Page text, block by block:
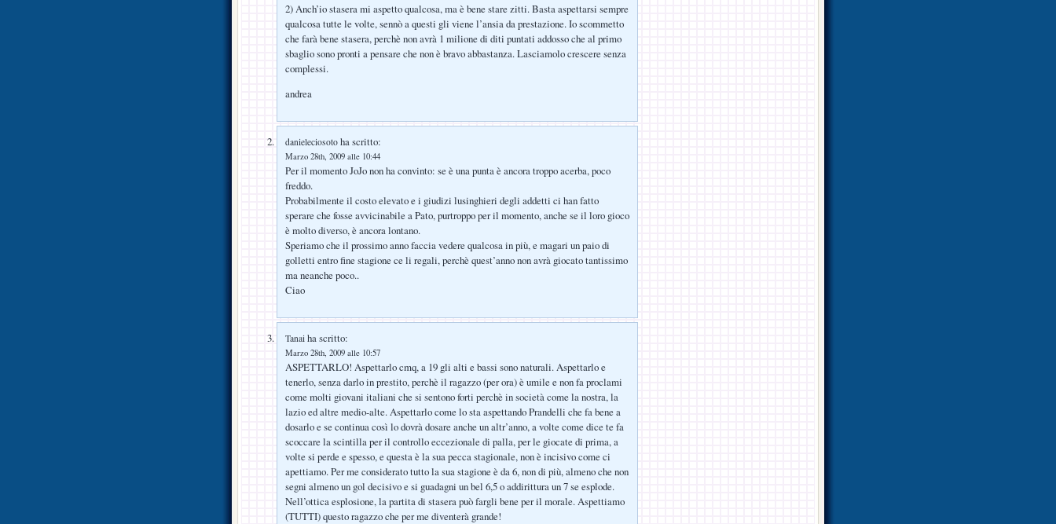
2) Anch’io stasera mi aspetto qualcosa, ma è bene stare zitti. Basta aspettarsi sempre
qualcosa tutte le volte, sennò a questi gli viene l’ansia da prestazione. Io scommetto
che farà bene stasera, perchè non avrà 1 milione di diti puntati addosso che al primo
sbaglio sono pronti a pensare che non è bravo abbastanza. Lasciamolo crescere senza
complessi.
andrea
danieleciosoto ha scritto:
Marzo 28th, 2009 alle 10:44
Per il momento JoJo non ha convinto: se è una punta è ancora troppo acerba, poco
freddo.
Probabilmente il costo elevato e i giudizi lusinghieri degli addetti ci han fatto
sperare che fosse avvicinabile a Pato, purtroppo per il momento, anche se il loro gioco
è molto diverso, è ancora lontano.
Speriamo che il prossimo anno faccia vedere qualcosa in più, e magari un paio di
golletti entro fine stagione ce li regali, perchè quest’anno non avrà giocato tantissimo
ma neanche poco..
Ciao
Tanai ha scritto:
Marzo 28th, 2009 alle 10:57
ASPETTARLO! Aspettarlo cmq, a 19 gli alti e bassi sono naturali. Aspettarlo e
tenerlo, senza darlo in prestito, perchè il ragazzo (per ora) è umile e non fa proclami
come molti giovani italiani che si sentono forti perchè in società come la nostra, la
lazio ed altre medio-alte. Aspettarlo come lo sta aspettando Prandelli che fa bene a
dosarlo e se continua così lo dovrà dosare anche un altr’anno, a volte come dice te fa
scoccare la scintilla per il controllo eccezionale di palla, per le giocate di prima, a
volte si perde e spesso, e questa è la sua pecca stagionale, non è incisivo come ci
apettiamo. Per me considerato tutto la sua stagione è da 6, non di più, almeno che non
segni almeno un gol decisivo e si guadagni un bel 6,5 o addirittura un 7 se esplode.
Nell’ottica esplosione, la partita di stasera può fargli bene per il morale. Aspettiamo
(TUTTI) questo ragazzo che per me diventerà grande!